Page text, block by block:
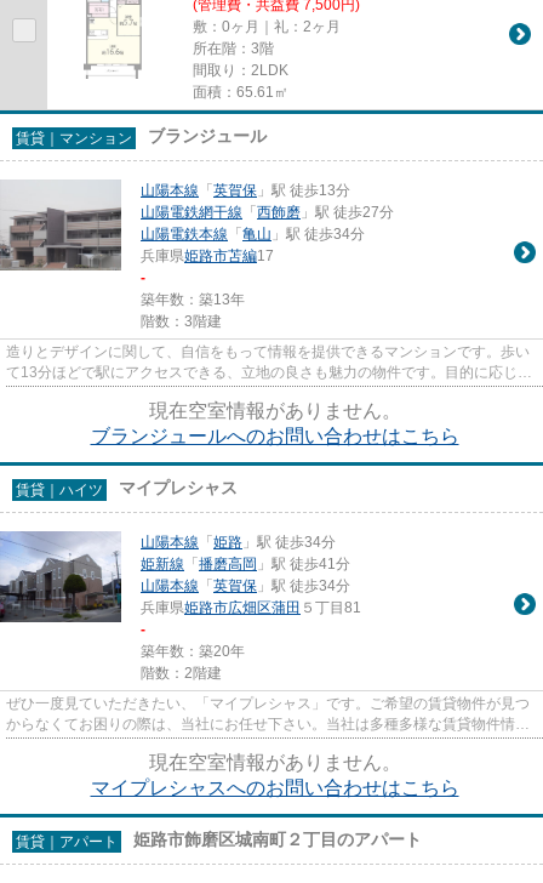
(管理費・共益費 7,500円)
敷：0ヶ月｜礼：2ヶ月
所在階：3階
間取り：2LDK
面積：65.61㎡
賃貸｜マンション ブランジュール
山陽本線 「英賀保 」駅 徒歩13分
山陽電鉄網干線 「西飾磨 」駅 徒歩27分
山陽電鉄本線 「亀山 」駅 徒歩34分
兵庫県姫路市苫編17
-
築年数：築13年
階数：3階建
造りとデザインに関して、自信をもって情報を提供できるマンションです。歩い
て13分ほどで駅にアクセスできる、立地の良さも魅力の物件です。目的に応じて
駅を選べることが、2駅利用で...
現在空室情報がありません。
ブランジュールへのお問い合わせはこちら
賃貸｜ハイツ マイプレシャス
山陽本線 「姫路 」駅 徒歩34分
姫新線 「播磨高岡 」駅 徒歩41分
山陽本線 「英賀保 」駅 徒歩34分
兵庫県姫路市広畑区蒲田 ５丁目81
-
築年数：築20年
階数：2階建
ぜひ一度見ていただきたい、「マイプレシャス」です。ご希望の賃貸物件が見つ
からなくてお困りの際は、当社にお任せ下さい。当社は多種多様な賃貸物件情報
を取り扱っているので、きっ...
現在空室情報がありません。
マイプレシャスへのお問い合わせはこちら
賃貸｜アパート 姫路市飾磨区城南町２丁目のアパート